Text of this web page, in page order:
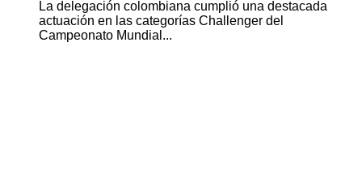
La delegación colombiana cumplió una destacada
actuación en las categorías Challenger del
Campeonato Mundial...